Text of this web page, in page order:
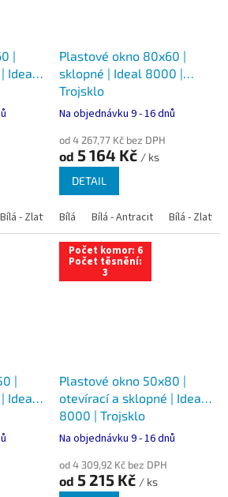
|
Ideal
Bílá - Zlatý dub Bílá - Tmavý dub Bílá -
Plastové okno 80x60 |
sklopné | Ideal 8000 |
Trojsklo
Na objednávku 9 - 16 dnů
od 4 267,77 Kč bez DPH
od 5 164 Kč / ks
DETAIL
Bílá Bílá - Antracit Bílá - Zlatý
|
Ideal
Počet komor: 6
Počet těsnění:
3
Plastové okno 50x80 |
otevírací a sklopné | Ideal
8000 | Trojsklo
Na objednávku 9 - 16 dnů
od 4 309,92 Kč bez DPH
od 5 215 Kč / ks